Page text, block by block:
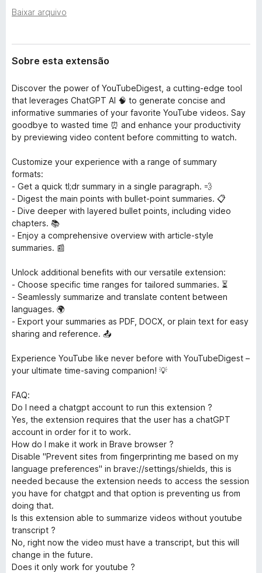
e
f
o
x
Baixar arquivo
n
Sobre esta extensão
Discover the power of YouTubeDigest, a cutting-edge tool
that leverages ChatGPT AI 🧠 to generate concise and
informative summaries of your favorite YouTube videos. Say
goodbye to wasted time ⏰ and enhance your productivity
by previewing video content before committing to watch.
Customize your experience with a range of summary
formats:
- Get a quick tl;dr summary in a single paragraph. 💨
- Digest the main points with bullet-point summaries. 📋
- Dive deeper with layered bullet points, including video
chapters. 📚
- Enjoy a comprehensive overview with article-style
summaries. 📰
Unlock additional benefits with our versatile extension:
- Choose specific time ranges for tailored summaries. ⏳
- Seamlessly summarize and translate content between
languages. 🌍
- Export your summaries as PDF, DOCX, or plain text for easy
sharing and reference. 📤
Experience YouTube like never before with YouTubeDigest –
your ultimate time-saving companion! 💡
FAQ:
Do I need a chatgpt account to run this extension ?
Yes, the extension requires that the user has a chatGPT
account in order for it to work.
How do I make it work in Brave browser ?
Disable "Prevent sites from fingerprinting me based on my
language preferences" in brave://settings/shields, this is
needed because the extension needs to access the session
you have for chatgpt and that option is preventing us from
doing that.
Is this extension able to summarize videos without youtube
transcript ?
No, right now the video must have a transcript, but this will
change in the future.
Does it only work for youtube ?